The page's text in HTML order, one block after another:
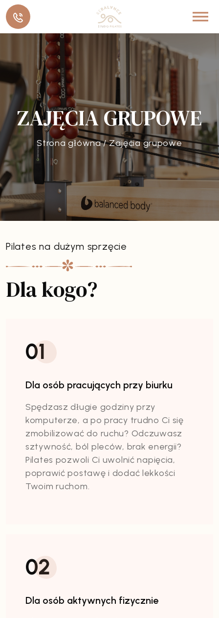
ZAJĘCIA GRUPOWE
Strona główna/Zajęcia grupowe
Pilates na dużym sprzęcie
Dla kogo?
01
Dla osób pracujących przy biurku
Spędzasz długie godziny przy
komputerze, a po pracy trudno Ci się
zmobilizować do ruchu? Odczuwasz
sztywność, ból pleców, brak energii?
Pilates pozwoli Ci uwolnić napięcia,
poprawić postawę i dodać lekkości
Twoim ruchom.
02
Dla osób aktywnych fizycznie